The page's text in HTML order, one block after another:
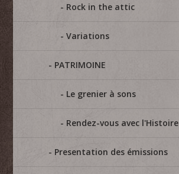
Rock in the attic
Variations
PATRIMOINE
Le grenier à sons
Rendez-vous avec l'Histoire
Presentation des émissions